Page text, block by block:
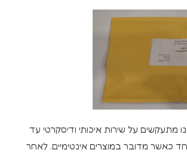
מתעקשים על שירות איכותי ודיסקרטי עד
כאשר מדובר במוצרים אינטימיים. לאחר